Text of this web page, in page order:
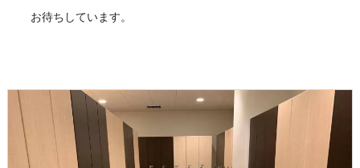
お待ちしています。